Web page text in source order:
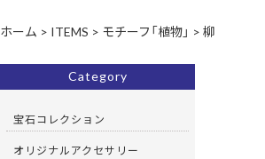
ホーム > ITEMS > モチーフ「植物」 > 柳
Category
宝石コレクション
オリジナルアクセサリー